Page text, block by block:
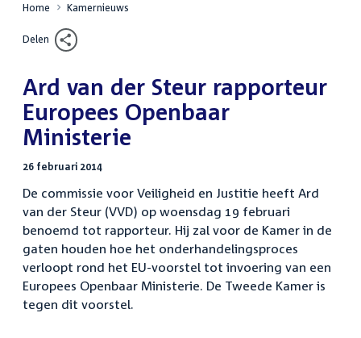
Home Kamernieuws
Delen
Ard van der Steur rapporteur
Europees Openbaar
Ministerie
26 februari 2014
De commissie voor Veiligheid en Justitie heeft Ard
van der Steur (VVD) op woensdag 19 februari
benoemd tot rapporteur. Hij zal voor de Kamer in de
gaten houden hoe het onderhandelingsproces
verloopt rond het EU-voorstel tot invoering van een
Europees Openbaar Ministerie. De Tweede Kamer is
tegen dit voorstel.